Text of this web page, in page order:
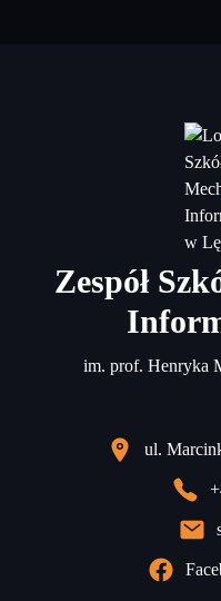
Zespół
im. prof. Henryka
ul.